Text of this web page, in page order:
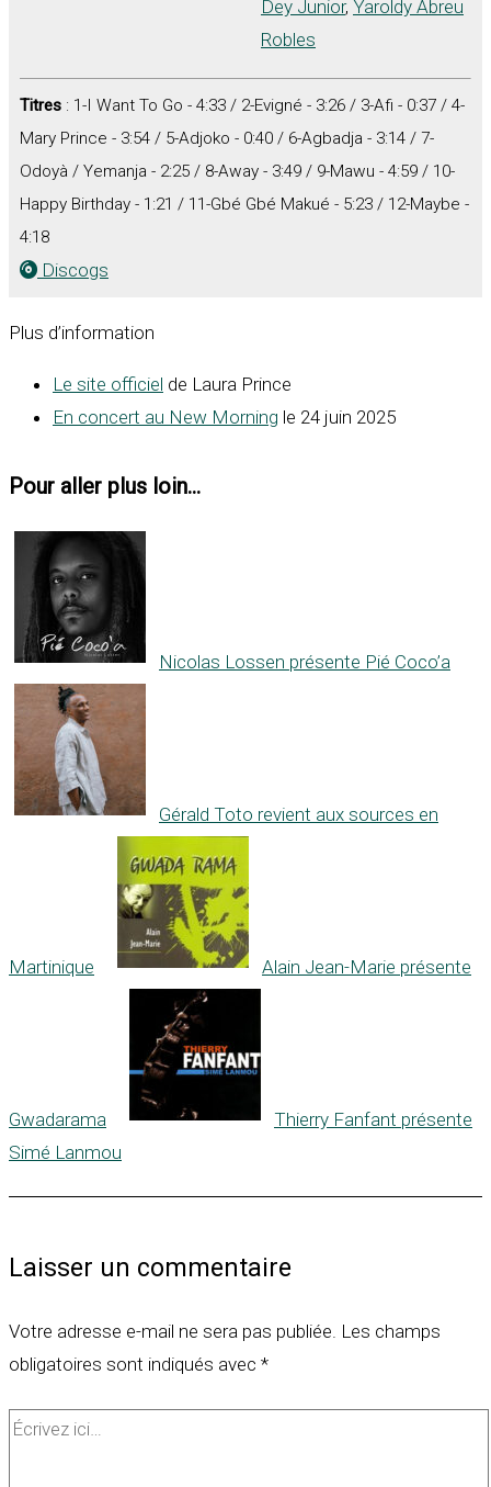
Dey Junior, Yaroldy Abreu
Robles
Titres : 1-I Want To Go - 4:33 / 2-Evigné - 3:26 / 3-Afi - 0:37 / 4-
Mary Prince - 3:54 / 5-Adjoko - 0:40 / 6-Agbadja - 3:14 / 7-
Odoyà / Yemanja - 2:25 / 8-Away - 3:49 / 9-Mawu - 4:59 / 10-
Happy Birthday - 1:21 / 11-Gbé Gbé Makué - 5:23 / 12-Maybe -
4:18
Discogs
Plus d’information
Le site officiel de Laura Prince
En concert au New Morning le 24 juin 2025
Pour aller plus loin...
Nicolas Lossen présente Pié Coco’a
Gérald Toto revient aux sources en
Martinique Alain Jean-Marie présente
Gwadarama
Thierry Fanfant présente
Simé Lanmou
Laisser un commentaire
Votre adresse e-mail ne sera pas publiée. Les champs
obligatoires sont indiqués avec *
Écrivez